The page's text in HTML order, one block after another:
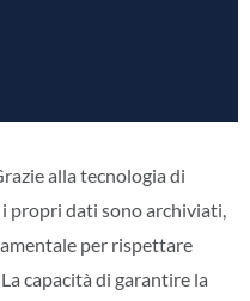
alla tecnologia di
propri dati sono archiviati,
per rispettare
capacità di garantire la